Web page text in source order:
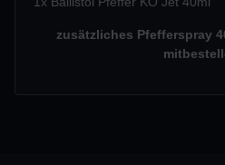
zusätzliches Pfefferspray